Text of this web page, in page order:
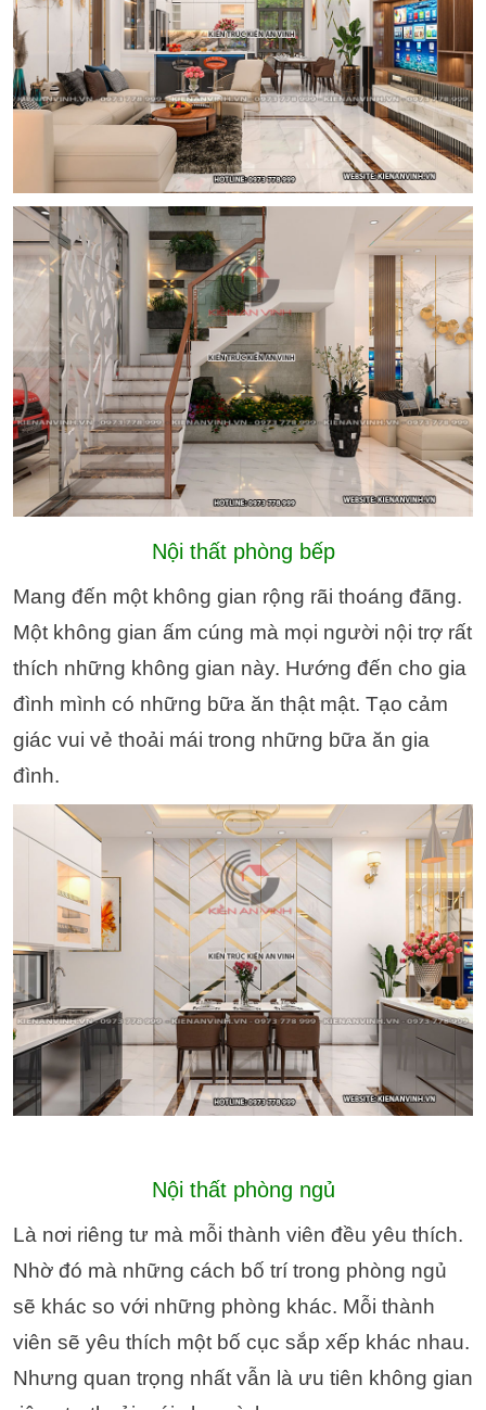
Nội thất phòng bếp
Mang đến một không gian rộng rãi thoáng đãng.
Một không gian ấm cúng mà mọi người nội trợ rất
thích những không gian này. Hướng đến cho gia
đình mình có những bữa ăn thật mật. Tạo cảm
giác vui vẻ thoải mái trong những bữa ăn gia
đình.
Nội thất phòng ngủ
Là nơi riêng tư mà mỗi thành viên đều yêu thích.
Nhờ đó mà những cách bố trí trong phòng ngủ
sẽ khác so với những phòng khác. Mỗi thành
viên sẽ yêu thích một bố cục sắp xếp khác nhau.
Nhưng quan trọng nhất vẫn là ưu tiên không gian